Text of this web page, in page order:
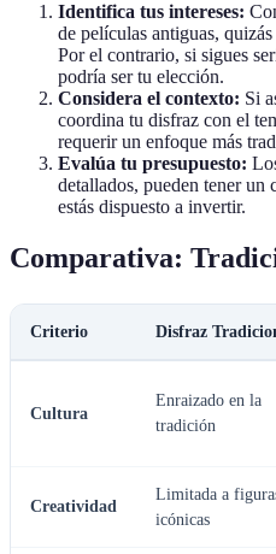
Identifica tus intereses:
de películas antiguas,
Por el contrario, si sigues
podría ser tu elección.
Considera el contexto: Si
coordina tu disfraz con el
requerir un enfoque más
Evalúa tu presupuesto:
detallados, pueden tener un
estás dispuesto a invertir.
Comparativa:
Criterio Disfraz
Cultura
Enraizado en la
tradición
Creatividad
Limitada a
icónicas